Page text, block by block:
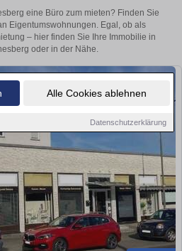
Alle Cookies ablehnen
Datenschutzerklärung
eine Büro zum mieten? Finden Sie
Eigentumswohnungen. Egal, ob als
– hier finden Sie Ihre Immobilie in
oder in der Nähe.